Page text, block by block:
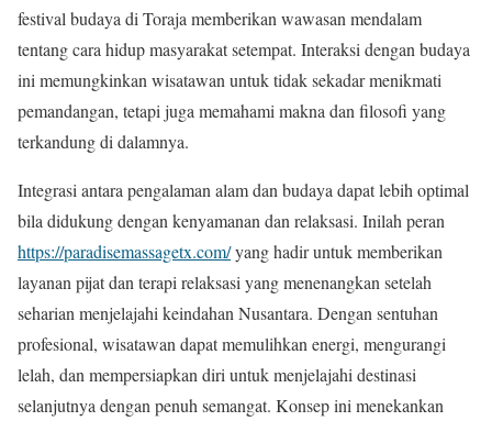
festival budaya di Toraja memberikan wawasan mendalam
tentang cara hidup masyarakat setempat. Interaksi dengan budaya
ini memungkinkan wisatawan untuk tidak sekadar menikmati
pemandangan, tetapi juga memahami makna dan filosofi yang
terkandung di dalamnya.
Integrasi antara pengalaman alam dan budaya dapat lebih optimal
bila didukung dengan kenyamanan dan relaksasi. Inilah peran
https://paradisemassagetx.com/yang hadir untuk memberikan
layanan pijat dan terapi relaksasi yang menenangkan setelah
seharian menjelajahi keindahan Nusantara. Dengan sentuhan
profesional, wisatawan dapat memulihkan energi, mengurangi
lelah, dan mempersiapkan diri untuk menjelajahi destinasi
selanjutnya dengan penuh semangat. Konsep ini menekankan